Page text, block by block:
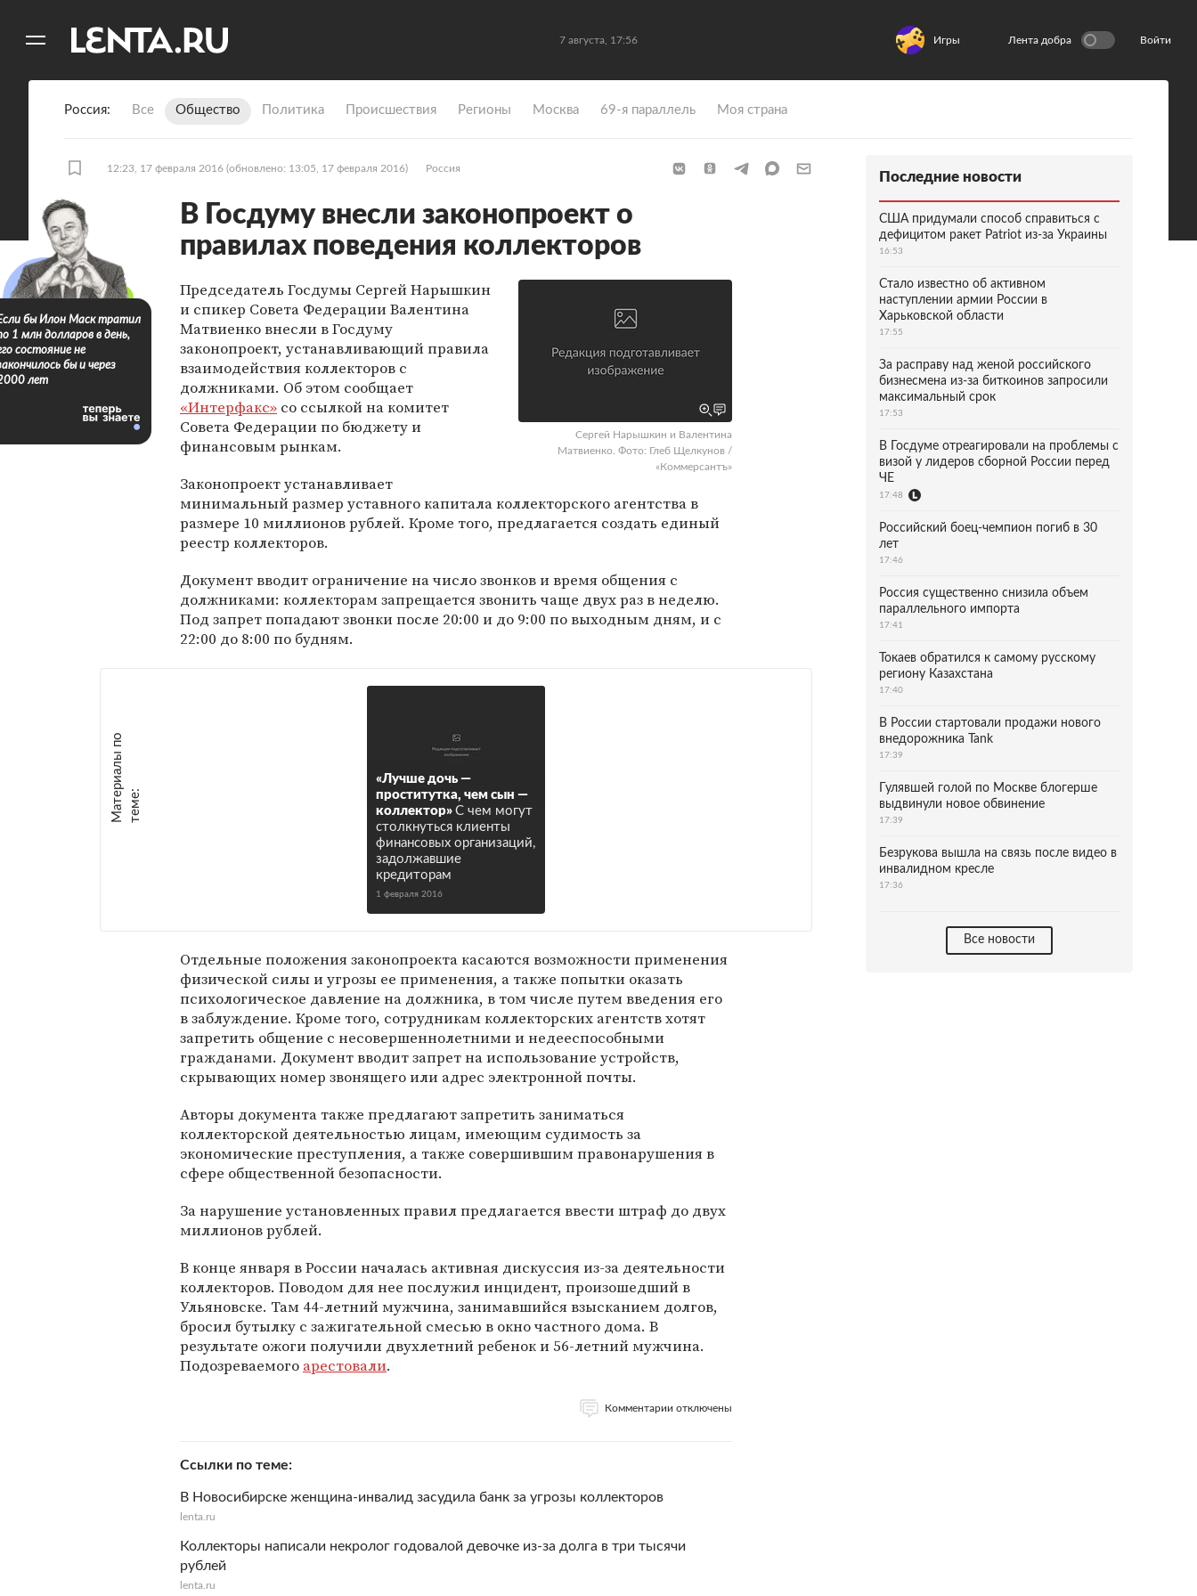
7 августа, 17:56 Игры Лента добра Войти
Россия Все Общество Политика Происшествия Регионы Москва 69-я параллель Моя страна
12:23, 17 февраля 2016 (обновлено: 13:05, 17 февраля 2016) Россия
В Госдуму внесли законопроект о
правилах поведения коллекторов
Сергей Нарышкин и Валентина
Матвиенко. Фото: Глеб Щелкунов /
«Коммерсантъ»
Председатель Госдумы Сергей Нарышкин
и спикер Совета Федерации Валентина
Матвиенко внесли в Госдуму
законопроект, устанавливающий правила
взаимодействия коллекторов с
должниками. Об этом сообщает
«Интерфакс» со ссылкой на комитет
Совета Федерации по бюджету и
финансовым рынкам.
Законопроект устанавливает
минимальный размер уставного капитала коллекторского агентства в
размере 10 миллионов рублей. Кроме того, предлагается создать единый
реестр коллекторов.
Документ вводит ограничение на число звонков и время общения с
должниками: коллекторам запрещается звонить чаще двух раз в неделю.
Под запрет попадают звонки после 20:00 и до 9:00 по выходным дням, и с
22:00 до 8:00 по будням.
М
а
т е
р
и
а
л
ы
п
о
т
е
м
е :
«Лучше дочь —
проститутка, чем сын —
коллектор» С чем могут
столкнуться клиенты
финансовых организаций,
задолжавшие
кредиторам
1 февраля 2016
Отдельные положения законопроекта касаются возможности применения
физической силы и угрозы ее применения, а также попытки оказать
психологическое давление на должника, в том числе путем введения его
в заблуждение. Кроме того, сотрудникам коллекторских агентств хотят
запретить общение с несовершеннолетними и недееспособными
гражданами. Документ вводит запрет на использование устройств,
скрывающих номер звонящего или адрес электронной почты.
Авторы документа также предлагают запретить заниматься
коллекторской деятельностью лицам, имеющим судимость за
экономические преступления, а также совершившим правонарушения в
сфере общественной безопасности.
За нарушение установленных правил предлагается ввести штраф до двух
миллионов рублей.
В конце января в России началась активная дискуссия из-за деятельности
коллекторов. Поводом для нее послужил инцидент, произошедший в
Ульяновске. Там 44-летний мужчина, занимавшийся взысканием долгов,
бросил бутылку с зажигательной смесью в окно частного дома. В
результате ожоги получили двухлетний ребенок и 56-летний мужчина.
Подозреваемого арестовали.
Комментарии отключены
Ссылки по теме
В Новосибирске женщина-инвалид засудила банк за угрозы коллекторов
lenta.ru
Коллекторы написали некролог годовалой девочке из-за долга в три тысячи
рублей
lenta.ru
бы Илон Маск тратил
1 млн долларов в день,
состояние не
бы и через
лет
Последние новости
США придумали способ справиться с
дефицитом ракет Patriot из-за Украины
16:53
Стало известно об активном
наступлении армии России в
Харьковской области
17:55
За расправу над женой российского
бизнесмена из-за биткоинов запросили
максимальный срок
17:53
В Госдуме отреагировали на проблемы с
визой у лидеров сборной России перед
ЧЕ
17:48
Российский боец-чемпион погиб в 30
лет
17:46
Россия существенно снизила объем
параллельного импорта
17:41
Токаев обратился к самому русскому
региону Казахстана
17:40
В России стартовали продажи нового
внедорожника Tank
17:39
Гулявшей голой по Москве блогерше
выдвинули новое обвинение
17:39
Безрукова вышла на связь после видео в
инвалидном кресле
17:36
Все новости